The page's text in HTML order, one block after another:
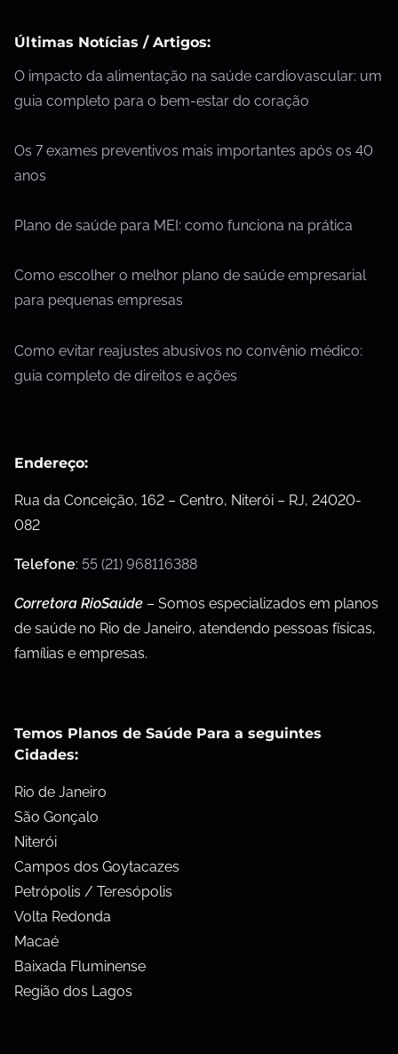
Últimas Notícias / Artigos:
O impacto da alimentação na saúde cardiovascular: um
guia completo para o bem-estar do coração
Os 7 exames preventivos mais importantes após os 40
anos
Plano de saúde para MEI: como funciona na prática
Como escolher o melhor plano de saúde empresarial
para pequenas empresas
Como evitar reajustes abusivos no convênio médico:
guia completo de direitos e ações
Endereço:
Rua da Conceição, 162 – Centro, Niterói – RJ, 24020-
082
Telefone: 55 (21) 968116388
Corretora RioSaúde – Somos especializados em planos
de saúde no Rio de Janeiro, atendendo pessoas físicas,
famílias e empresas.
Temos Planos de Saúde Para a seguintes
Cidades:
Rio de Janeiro
São Gonçalo
Niterói
Campos dos Goytacazes
Petrópolis / Teresópolis
Volta Redonda
Macaé
Baixada Fluminense
Região dos Lagos